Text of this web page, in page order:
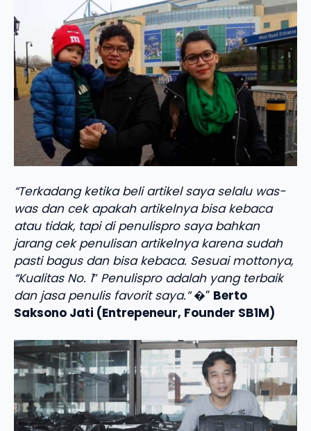
“Terkadang ketika beli artikel saya selalu was-
was dan cek apakah artikelnya bisa kebaca
atau tidak, tapi di penulispro saya bahkan
jarang cek penulisan artikelnya karena sudah
pasti bagus dan bisa kebaca. Sesuai mottonya,
“Kualitas No. 1″ Penulispro adalah yang terbaik
dan jasa penulis favorit saya.”�” Berto
Saksono Jati (Entrepeneur, Founder SB1M)